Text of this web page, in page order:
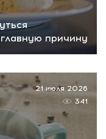
причину
21 июля 2026
341